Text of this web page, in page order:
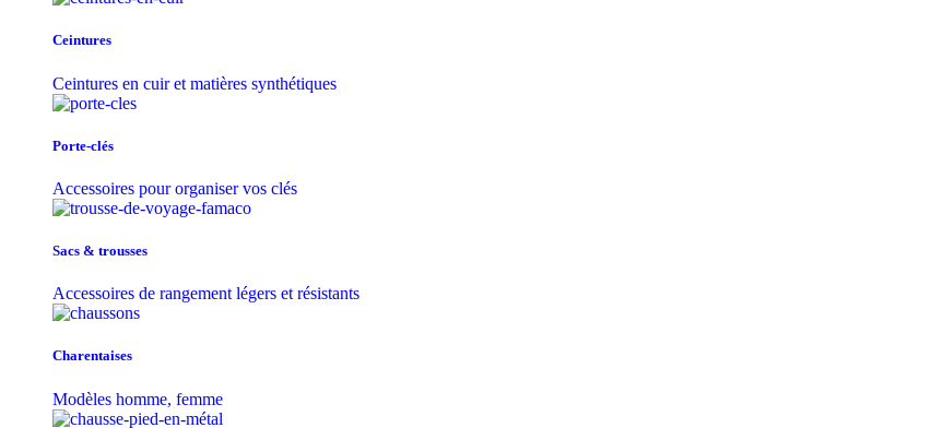
Ceintures
Ceintures en cuir et matières synthétiques
Porte-clés
Accessoires pour organiser vos clés
Sacs & trousse​s
Accessoires de rangement légers et résistants
Charentaises
Modèles homme, femme